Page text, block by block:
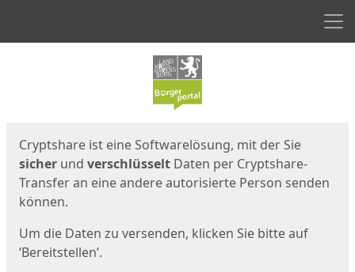
Cryptshare ist eine Softwarelösung, mit der Sie
sicher und verschlüsselt Daten per Cryptshare-
Transfer an eine andere autorisierte Person senden
können.
Um die Daten zu versenden, klicken Sie bitte auf
‘Bereitstellen’.